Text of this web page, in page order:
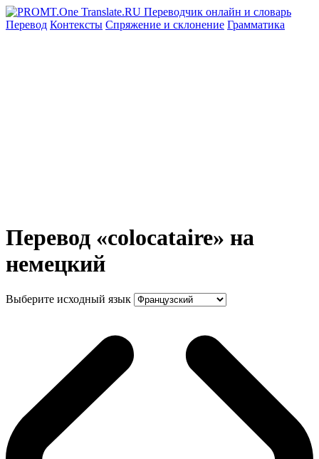
Перевод Контексты Спряжение и склонение Грамматика
Перевод «colocataire» на
немецкий
Выберите исходный язык